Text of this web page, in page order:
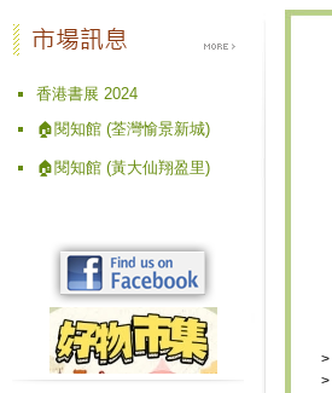
香港書展 2024
🏠閱知館 (荃灣愉景新城)
🏠閱知館 (黃大仙翔盈里)
>
>